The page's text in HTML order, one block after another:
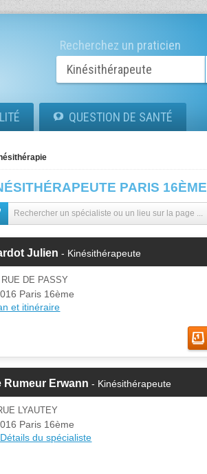
Recherchez un praticien
QUESTION DE SANTÉ
PARIS 16ÈME
Julien - Kinésithérapeute
RUE DE PASSY
Paris 16ème
et itinéraire
Rumeur Erwann - Kinésithérapeute
Cette fiche est la propriété
d'un membre.
Si vous êtes ce membre, mettez à
jour ces informations sur votre
LYAUTEY
Paris 16ème
Détails du spécialiste